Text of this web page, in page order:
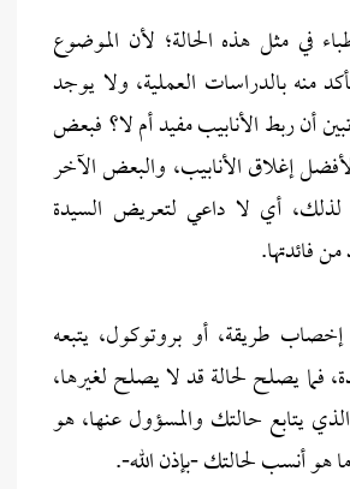
في مثل هذه الحالة؛ لأن الموضوع
منه بالدراسات العملية، ولا يوجد
أن ربط الأنابيب مفيد أم لا؟ فبعض
إغلاق الأنابيب، والبعض الآخر
أي لا داعي لتعريض السيدة
من فائدتها.
إخصاب طريقة، أو بروتوكول، يتبعه
فما يصلح لحالة قد لا يصلح لغيرها،
يتابع حالتك والمسؤول عنها، هو
هو أنسب لحالتك -بإذن الله-.